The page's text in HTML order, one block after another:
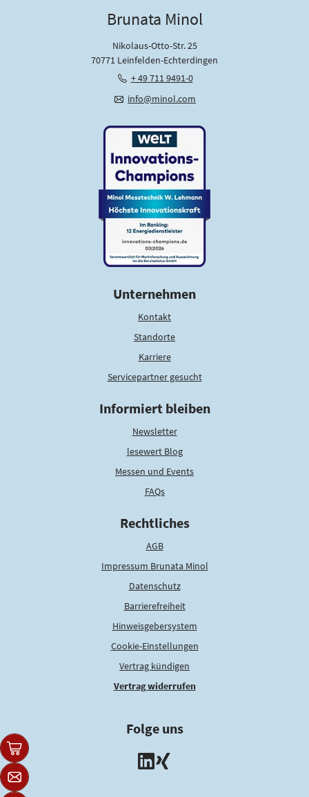
Brunata Minol
Nikolaus-Otto-Str. 25
70771 Leinfelden-Echterdingen
+ 49 711 9491-0
info@minol.com
Unternehmen
Kontakt
Standorte
Karriere
Servicepartner gesucht
Informiert bleiben
Newsletter
lesewert Blog
Messen und Events
FAQs
Rechtliches
AGB
Impressum Brunata Minol
Datenschutz
Barrierefreiheit
Hinweisgebersystem
Cookie-Einstellungen
Vertrag kündigen
Vertrag widerrufen
Folge uns